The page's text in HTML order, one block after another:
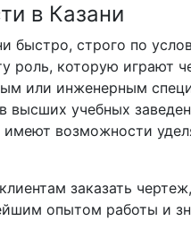
в Казани
быстро, строго по
роль, которую играют
или инженерным
учебных
возможности
заказать
опытом работы и